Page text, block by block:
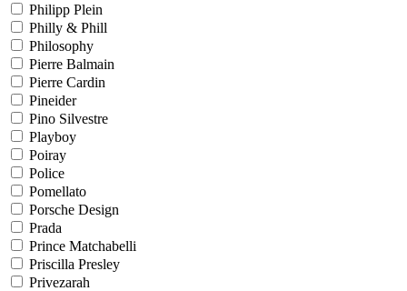
Philipp Plein
Philly & Phill
Philosophy
Pierre Balmain
Pierre Cardin
Pineider
Pino Silvestre
Playboy
Poiray
Police
Pomellato
Porsche Design
Prada
Prince Matchabelli
Priscilla Presley
Privezarah